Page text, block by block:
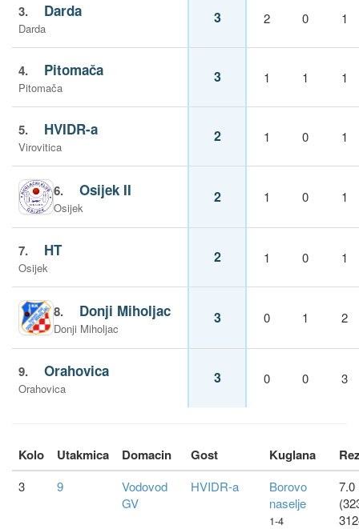
3. Darda
Darda
3 2 0 1
4. Pitomača
Pitomača
3 1 1 1
5. HVIDR-a
Virovitica
2 1 0 1
6. Osijek II
Osijek
2 1 0 1
7. HT
Osijek
2 1 0 1
8. Donji Miholjac
Donji Miholjac
3 0 1 2
9. Orahovica
Orahovica
3 0 0 3
Kolo Utakmica Domacin Gost Kuglana
3 9
Vodovod
GV
HVIDR-a
Borovo
naselje
1-4
7.0